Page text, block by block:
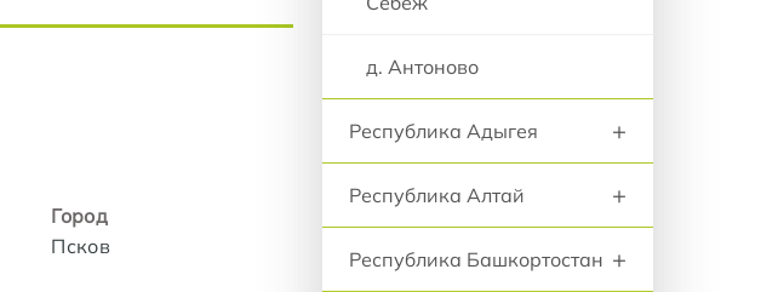
Город
Псков
д. Антоново
Республика Адыгея +
Республика Алтай +
Республика Башкортостан +